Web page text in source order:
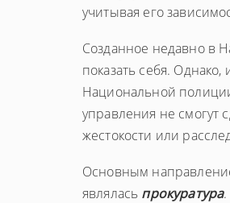
учитывая его
Созданное недавно в
показать себя.
Национальной
управления не смогут
жестокости или
Основным
являлась прокуратура